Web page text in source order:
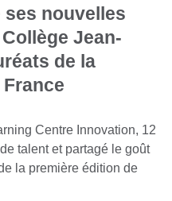
nouvelles
Jean-
de la
Centre Innovation, 12
talent et partagé le goût
la première édition de